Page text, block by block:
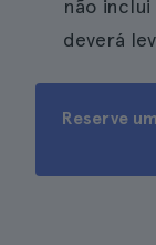
não
deverá
Reserve